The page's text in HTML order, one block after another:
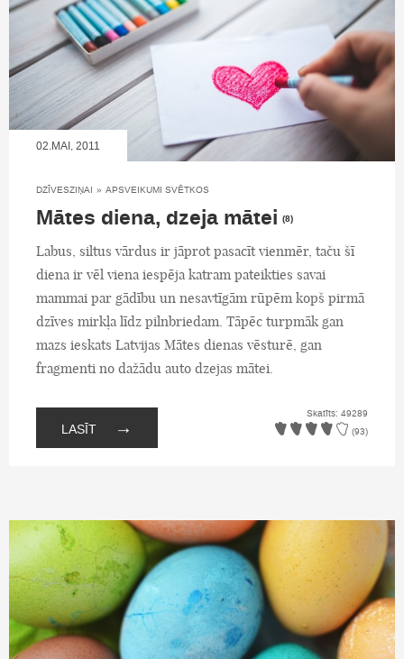
02.MAI, 2011
DZĪVESZIŅAI » APSVEIKUMI SVĒTKOS
Mātes diena, dzeja mātei (8)
Labus, siltus vārdus ir jāprot pasacīt vienmēr, taču šī
diena ir vēl viena iespēja katram pateikties savai
mammai par gādību un nesavtīgām rūpēm kopš pirmā
dzīves mirkļa līdz pilnbriedam. Tāpēc turpmāk gan
mazs ieskats Latvijas Mātes dienas vēsturē, gan
fragmenti no dažādu auto dzejas mātei.
LASĪT →
Skatīts: 49289
(93)